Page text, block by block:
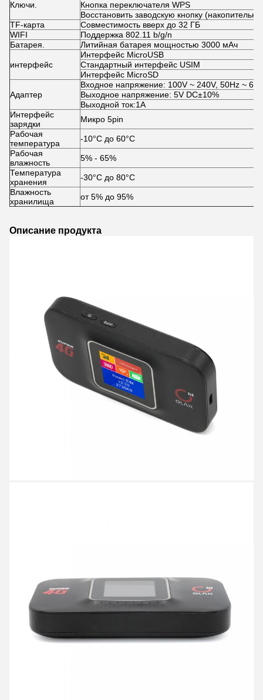
Ключи.
Кнопка переключателя WPS
Восстановить заводскую кнопку
TF-карта
Совместимость вверх до 32 ГБ
WIFI
Поддержка 802.11 b/g/n
Батарея.
Литийная батарея мощностью 3000 мАч
интерфейс
Интерфейс MicroUSB
Стандартный интерфейс USIM
Интерфейс MicroSD
Адаптер
Входное напряжение: 100V ~ 240V, 50Hz ~
Выходное напряжение: 5V DC±10%
Выходной ток:1A
Интерфейс
зарядки
Микро 5pin
Рабочая
температура
-10°C до 60°C
Рабочая
влажность
5% - 65%
Температура
хранения
-30°C до 80°C
Влажность
хранилища
от 5% до 95%
Описание продукта